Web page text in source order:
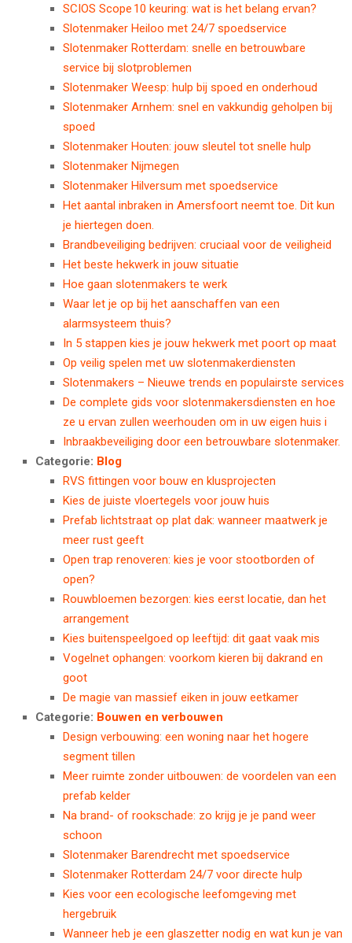
SCIOS Scope 10 keuring: wat is het belang ervan?
Slotenmaker Heiloo met 24/7 spoedservice
Slotenmaker Rotterdam: snelle en betrouwbare
service bij slotproblemen
Slotenmaker Weesp: hulp bij spoed en onderhoud
Slotenmaker Arnhem: snel en vakkundig geholpen bij
spoed
Slotenmaker Houten: jouw sleutel tot snelle hulp
Slotenmaker Nijmegen
Slotenmaker Hilversum met spoedservice
Het aantal inbraken in Amersfoort neemt toe. Dit kun
je hiertegen doen.
Brandbeveiliging bedrijven: cruciaal voor de veiligheid
Het beste hekwerk in jouw situatie
Hoe gaan slotenmakers te werk
Waar let je op bij het aanschaffen van een
alarmsysteem thuis?
In 5 stappen kies je jouw hekwerk met poort op maat
Op veilig spelen met uw slotenmakerdiensten
Slotenmakers – Nieuwe trends en populairste services
De complete gids voor slotenmakersdiensten en hoe
ze u ervan zullen weerhouden om in uw eigen huis i
Inbraakbeveiliging door een betrouwbare slotenmaker.
Categorie: Blog
RVS fittingen voor bouw en klusprojecten
Kies de juiste vloertegels voor jouw huis
Prefab lichtstraat op plat dak: wanneer maatwerk je
meer rust geeft
Open trap renoveren: kies je voor stootborden of
open?
Rouwbloemen bezorgen: kies eerst locatie, dan het
arrangement
Kies buitenspeelgoed op leeftijd: dit gaat vaak mis
Vogelnet ophangen: voorkom kieren bij dakrand en
goot
De magie van massief eiken in jouw eetkamer
Categorie: Bouwen en verbouwen
Design verbouwing: een woning naar het hogere
segment tillen
Meer ruimte zonder uitbouwen: de voordelen van een
prefab kelder
Na brand- of rookschade: zo krijg je je pand weer
schoon
Slotenmaker Barendrecht met spoedservice
Slotenmaker Rotterdam 24/7 voor directe hulp
Kies voor een ecologische leefomgeving met
hergebruik
Wanneer heb je een glaszetter nodig en wat kun je van